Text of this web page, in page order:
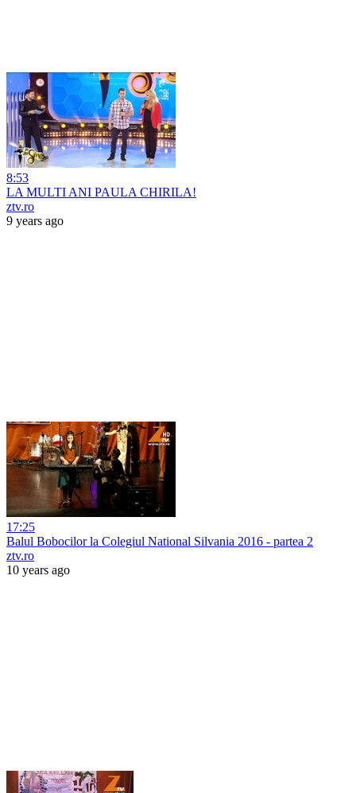
8:53
LA MULTI ANI PAULA CHIRILA!
ztv.ro
9 years ago
17:25
Balul Bobocilor la Colegiul National Silvania 2016 - partea 2
ztv.ro
10 years ago